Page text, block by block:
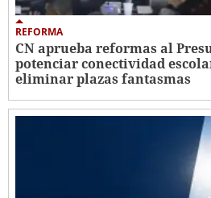
REFORMA
CN aprueba reformas al
potenciar conectividad
eliminar plazas fantasmas